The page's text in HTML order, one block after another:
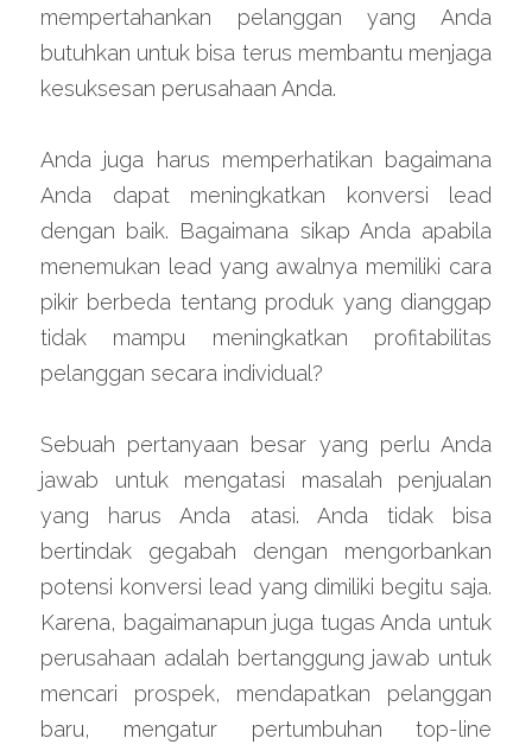
mempertahankan pelanggan yang Anda
butuhkan untuk bisa terus membantu menjaga
kesuksesan perusahaan Anda.
Anda juga harus memperhatikan bagaimana
Anda dapat meningkatkan konversi lead
dengan baik. Bagaimana sikap Anda apabila
menemukan lead yang awalnya memiliki cara
pikir berbeda tentang produk yang dianggap
tidak mampu meningkatkan profitabilitas
pelanggan secara individual?
Sebuah pertanyaan besar yang perlu Anda
jawab untuk mengatasi masalah penjualan
yang harus Anda atasi. Anda tidak bisa
bertindak gegabah dengan mengorbankan
potensi konversi lead yang dimiliki begitu saja.
Karena, bagaimanapun juga tugas Anda untuk
perusahaan adalah bertanggung jawab untuk
mencari prospek, mendapatkan pelanggan
baru, mengatur pertumbuhan top-line